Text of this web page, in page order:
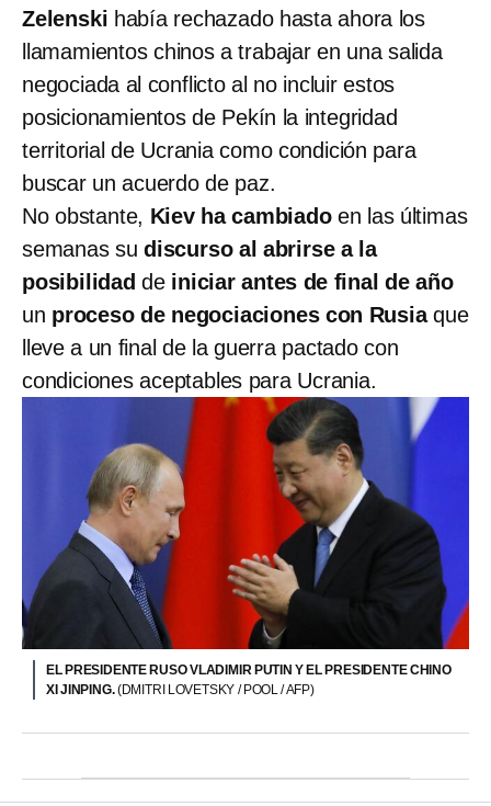
Zelenski había rechazado hasta ahora los
llamamientos chinos a trabajar en una salida
negociada al conflicto al no incluir estos
posicionamientos de Pekín la integridad
territorial de Ucrania como condición para
buscar un acuerdo de paz.
No obstante, Kiev ha cambiadoen las últimas
semanas sudiscurso al abrirse a la
posibilidaddeiniciar antes de final de año
un proceso de negociaciones con Rusiaque
lleve a un final de la guerra pactado con
condiciones aceptables para Ucrania.
EL PRESIDENTE RUSO VLADIMIR PUTIN Y EL PRESIDENTE CHINO
XI JINPING.(DMITRI LOVETSKY / POOL / AFP)